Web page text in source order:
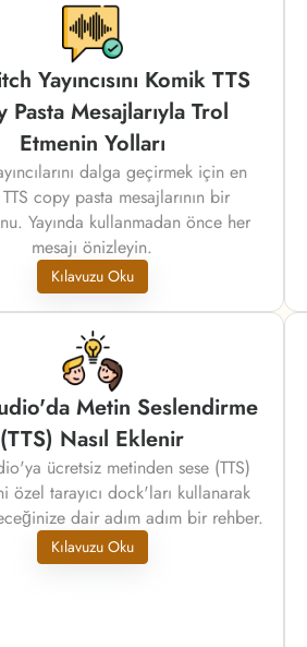
Yayıncısını Komik TTS
Pasta Mesajlarıyla Trol
Etmenin Yolları
dalga geçirmek için en
copy pasta mesajlarının bir
Yayında kullanmadan önce her
mesajı önizleyin.
Kılavuzu Oku
Metin Seslendirme
(TTS) Nasıl Eklenir
ücretsiz metinden sese (TTS)
özel tarayıcı dock'ları kullanarak
dair adım adım bir rehber.
Kılavuzu Oku